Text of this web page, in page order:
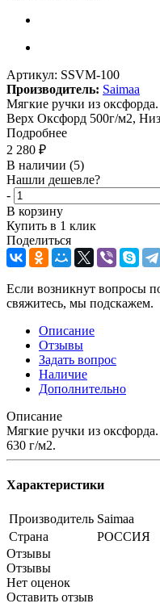
Артикул: SSVM-100
Производитель: Saimaa
Мягкие ручки из оксфорда.
Верх Оксфорд 500г/м2,
Подробнее
2 280 ₽
В наличии (5)
Нашли дешевле?
-
В корзину
Купить в 1 клик
Поделиться
Если возникнут вопросы
свяжитесь, мы подскажем.
Описание
Отзывы
Задать вопрос
Наличие
Дополнительно
Описание
Мягкие ручки из
630 г/м2.
Характеристики
Производитель Saimaa
Страна
РОССИЯ
Отзывы
Отзывы
Нет оценок
Оставить отзыв